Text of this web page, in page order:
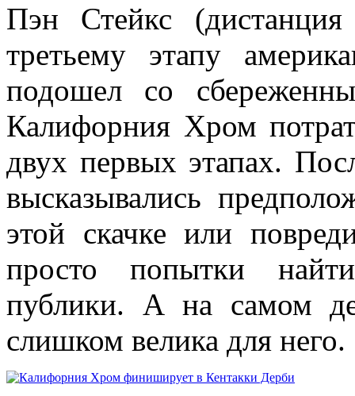
Пэн Стейкс
третьему этапу
подошел со
Калифорния Хром
двух первых этапах.
высказывались
этой скачке или
просто попытки
публики. А на самом
слишком велика для него.